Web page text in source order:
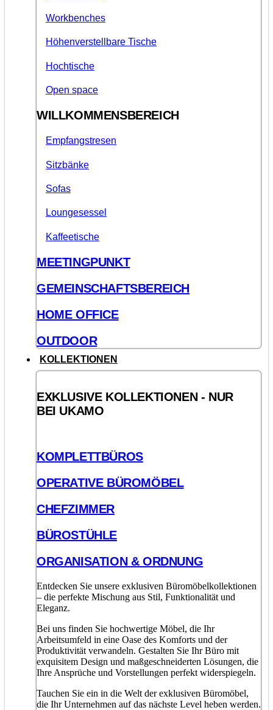
Workbenches
Höhenverstellbare Tische
Hochtische
Open space
WILLKOMMENSBEREICH
Empfangstresen
Sitzbänke
Sofas
Loungesessel
Kaffeetische
MEETINGPUNKT
GEMEINSCHAFTSBEREICH
HOME OFFICE
OUTDOOR
KOLLEKTIONEN
EXKLUSIVE KOLLEKTIONEN - NUR
BEI UKAMO
KOMPLETTBÜROS
OPERATIVE BÜROMÖBEL
CHEFZIMMER
BÜROSTÜHLE
ORGANISATION & ORDNUNG
Entdecken Sie unsere exklusiven Büromöbelkollektionen
– die perfekte Mischung aus Stil, Funktionalität und
Eleganz.
Bei uns finden Sie hochwertige Möbel, die Ihr
Arbeitsumfeld in eine Oase des Komforts und der
Produktivität verwandeln. Gestalten Sie Ihr Büro mit
exquisitem Design und maßgeschneiderten Lösungen, die
Ihre Ansprüche und Vorstellungen perfekt widerspiegeln.
Tauchen Sie ein in die Welt der exklusiven Büromöbel,
die Ihr Unternehmen auf das nächste Level heben werden.